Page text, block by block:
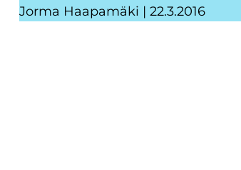
Jorma Haapamäki 22.3.2016